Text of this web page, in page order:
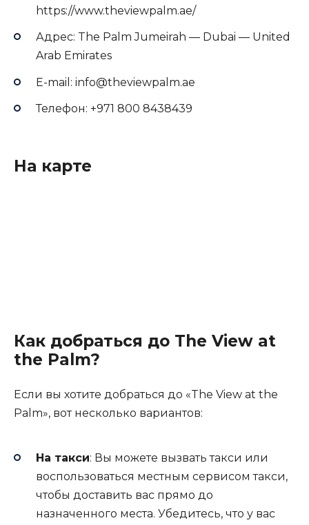
https://www.theviewpalm.ae/
Адрес: The Palm Jumeirah — Dubai — United
Arab Emirates
E-mail: info@theviewpalm.ae
Телефон: +971 800 8438439
На карте
Как добраться до The View at
the Palm?
Если вы хотите добраться до «The View at the
Palm», вот несколько вариантов:
На такси: Вы можете вызвать такси или
воспользоваться местным сервисом такси,
чтобы доставить вас прямо до
назначенного места. Убедитесь, что у вас